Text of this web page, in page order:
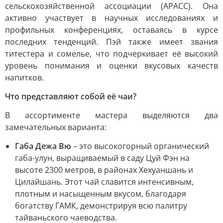
сельскохозяйственной ассоциации (APACC). Она
активно участвует в научных исследованиях и
профильных конференциях, оставаясь в курсе
последних тенденций. Пэй также имеет звания
титестера и сомелье, что подчеркивает её высокий
уровень понимания и оценки вкусовых качеств
напитков.
Что представляют собой её чаи?
В ассортименте мастера выделяются два
замечательных варианта:
Габа Дежа Вю – это высокогорный органический
габа-улун, выращиваемый в саду Цуй Фэн на
высоте 2300 метров, в районах Хехуаншань и
Цилайшань. Этот чай славится интенсивным,
плотным и насыщенным вкусом, благодаря
богатству ГАМК, демонстрируя всю палитру
тайваньского чаеводства.